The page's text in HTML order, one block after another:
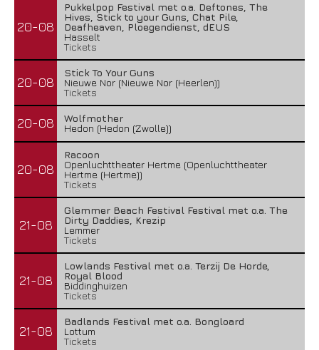
20-08
Pukkelpop Festival met o.a. Deftones, The
Hives, Stick to your Guns, Chat Pile,
Deafheaven, Ploegendienst, dEUS
Hasselt
Tickets
20-08
Stick To Your Guns
Nieuwe Nor (Nieuwe Nor (Heerlen))
Tickets
20-08
Wolfmother
Hedon (Hedon (Zwolle))
20-08
Racoon
Openluchttheater Hertme (Openluchttheater
Hertme (Hertme))
Tickets
21-08
Glemmer Beach Festival Festival met o.a. The
Dirty Daddies, Krezip
Lemmer
Tickets
21-08
Lowlands Festival met o.a. Terzij De Horde,
Royal Blood
Biddinghuizen
Tickets
21-08
Badlands Festival met o.a. Bongloard
Lottum
Tickets